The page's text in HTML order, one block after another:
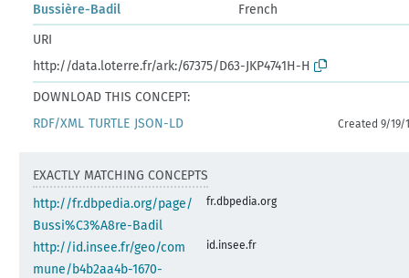
Bussière-Badil
French
URI
http://data.loterre.fr/ark:/67375/D63-JKP4741H-H
DOWNLOAD THIS CONCEPT:
RDF/XML TURTLE JSON-LD Created 9/19/
EXACTLY MATCHING CONCEPTS
http://fr.dbpedia.org/page/
Bussi%C3%A8re-Badil
fr.dbpedia.org
http://id.insee.fr/geo/com
mune/b4b2aa4b-1670-
id.insee.fr